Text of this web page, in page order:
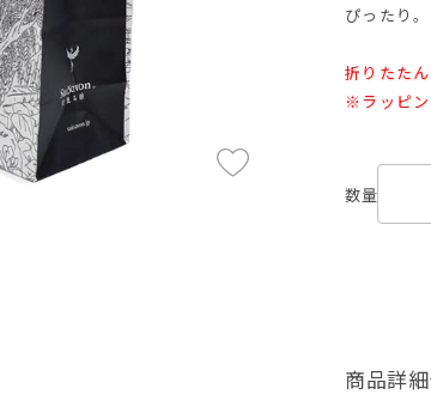
ぴったり
折りたた
※ラッピン
数量
商品詳細